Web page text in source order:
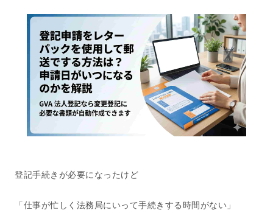
登記手続きが必要になったけど
「仕事が忙しく法務局にいって手続きする時間がない」